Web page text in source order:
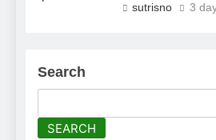
sutrisno 3
Search
SEARCH